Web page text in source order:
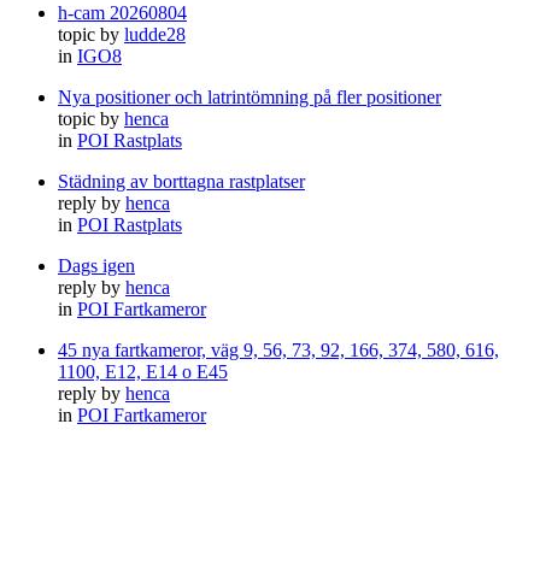
h-cam 20260804
topic by ludde28
in IGO8
Nya positioner och latrintömning på fler positioner
topic by henca
in POI Rastplats
Städning av borttagna rastplatser
reply by henca
in POI Rastplats
Dags igen
reply by henca
in POI Fartkameror
45 nya fartkameror, väg 9, 56, 73, 92, 166, 374, 580, 616,
1100, E12, E14 o E45
reply by henca
in POI Fartkameror